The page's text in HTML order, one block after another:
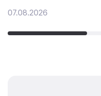
07.08.2026